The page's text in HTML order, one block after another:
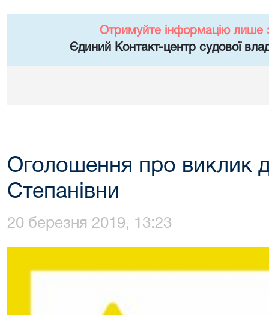
Отримуйте інформацію лише
Єдиний Контакт-центр судової
Оголошення про виклик
Степанівни
20 березня 2019, 13:23